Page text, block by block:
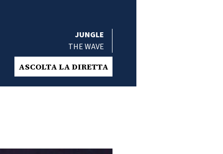
JUNGLE
THE WAVE
ASCOLTA LA DIRETTA